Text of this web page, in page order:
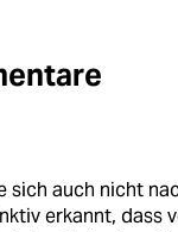
sich auch nicht
erkannt, dass